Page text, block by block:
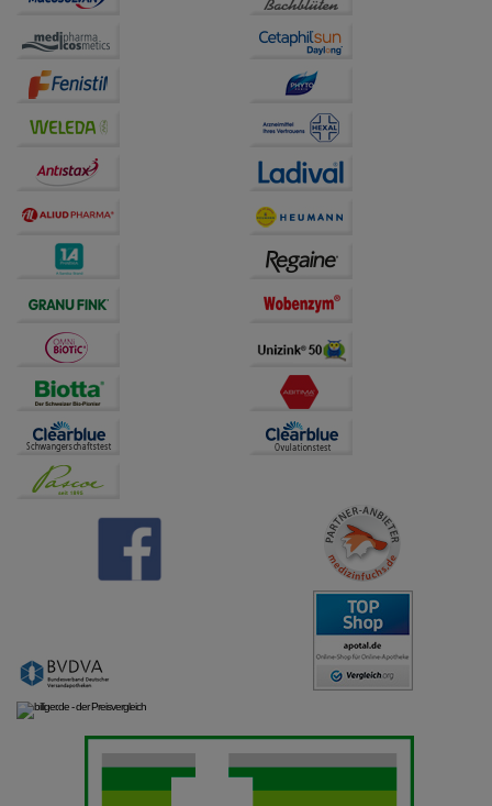
Website weiter für Sie optimieren können, den Inhalt
auf unserer Website aber auch die Werbung auf
Drittseiten möglichst relevant für Sie zu gestalten.
Bitte beachten Sie, dass Daten hierfür teilweise an
Dritte wie z.B. Google oder soziale Medien